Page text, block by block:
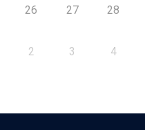
26 27 28
2 3 4